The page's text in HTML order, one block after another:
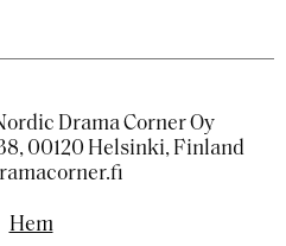
Drama Corner Oy
00120 Helsinki, Finland
Hem